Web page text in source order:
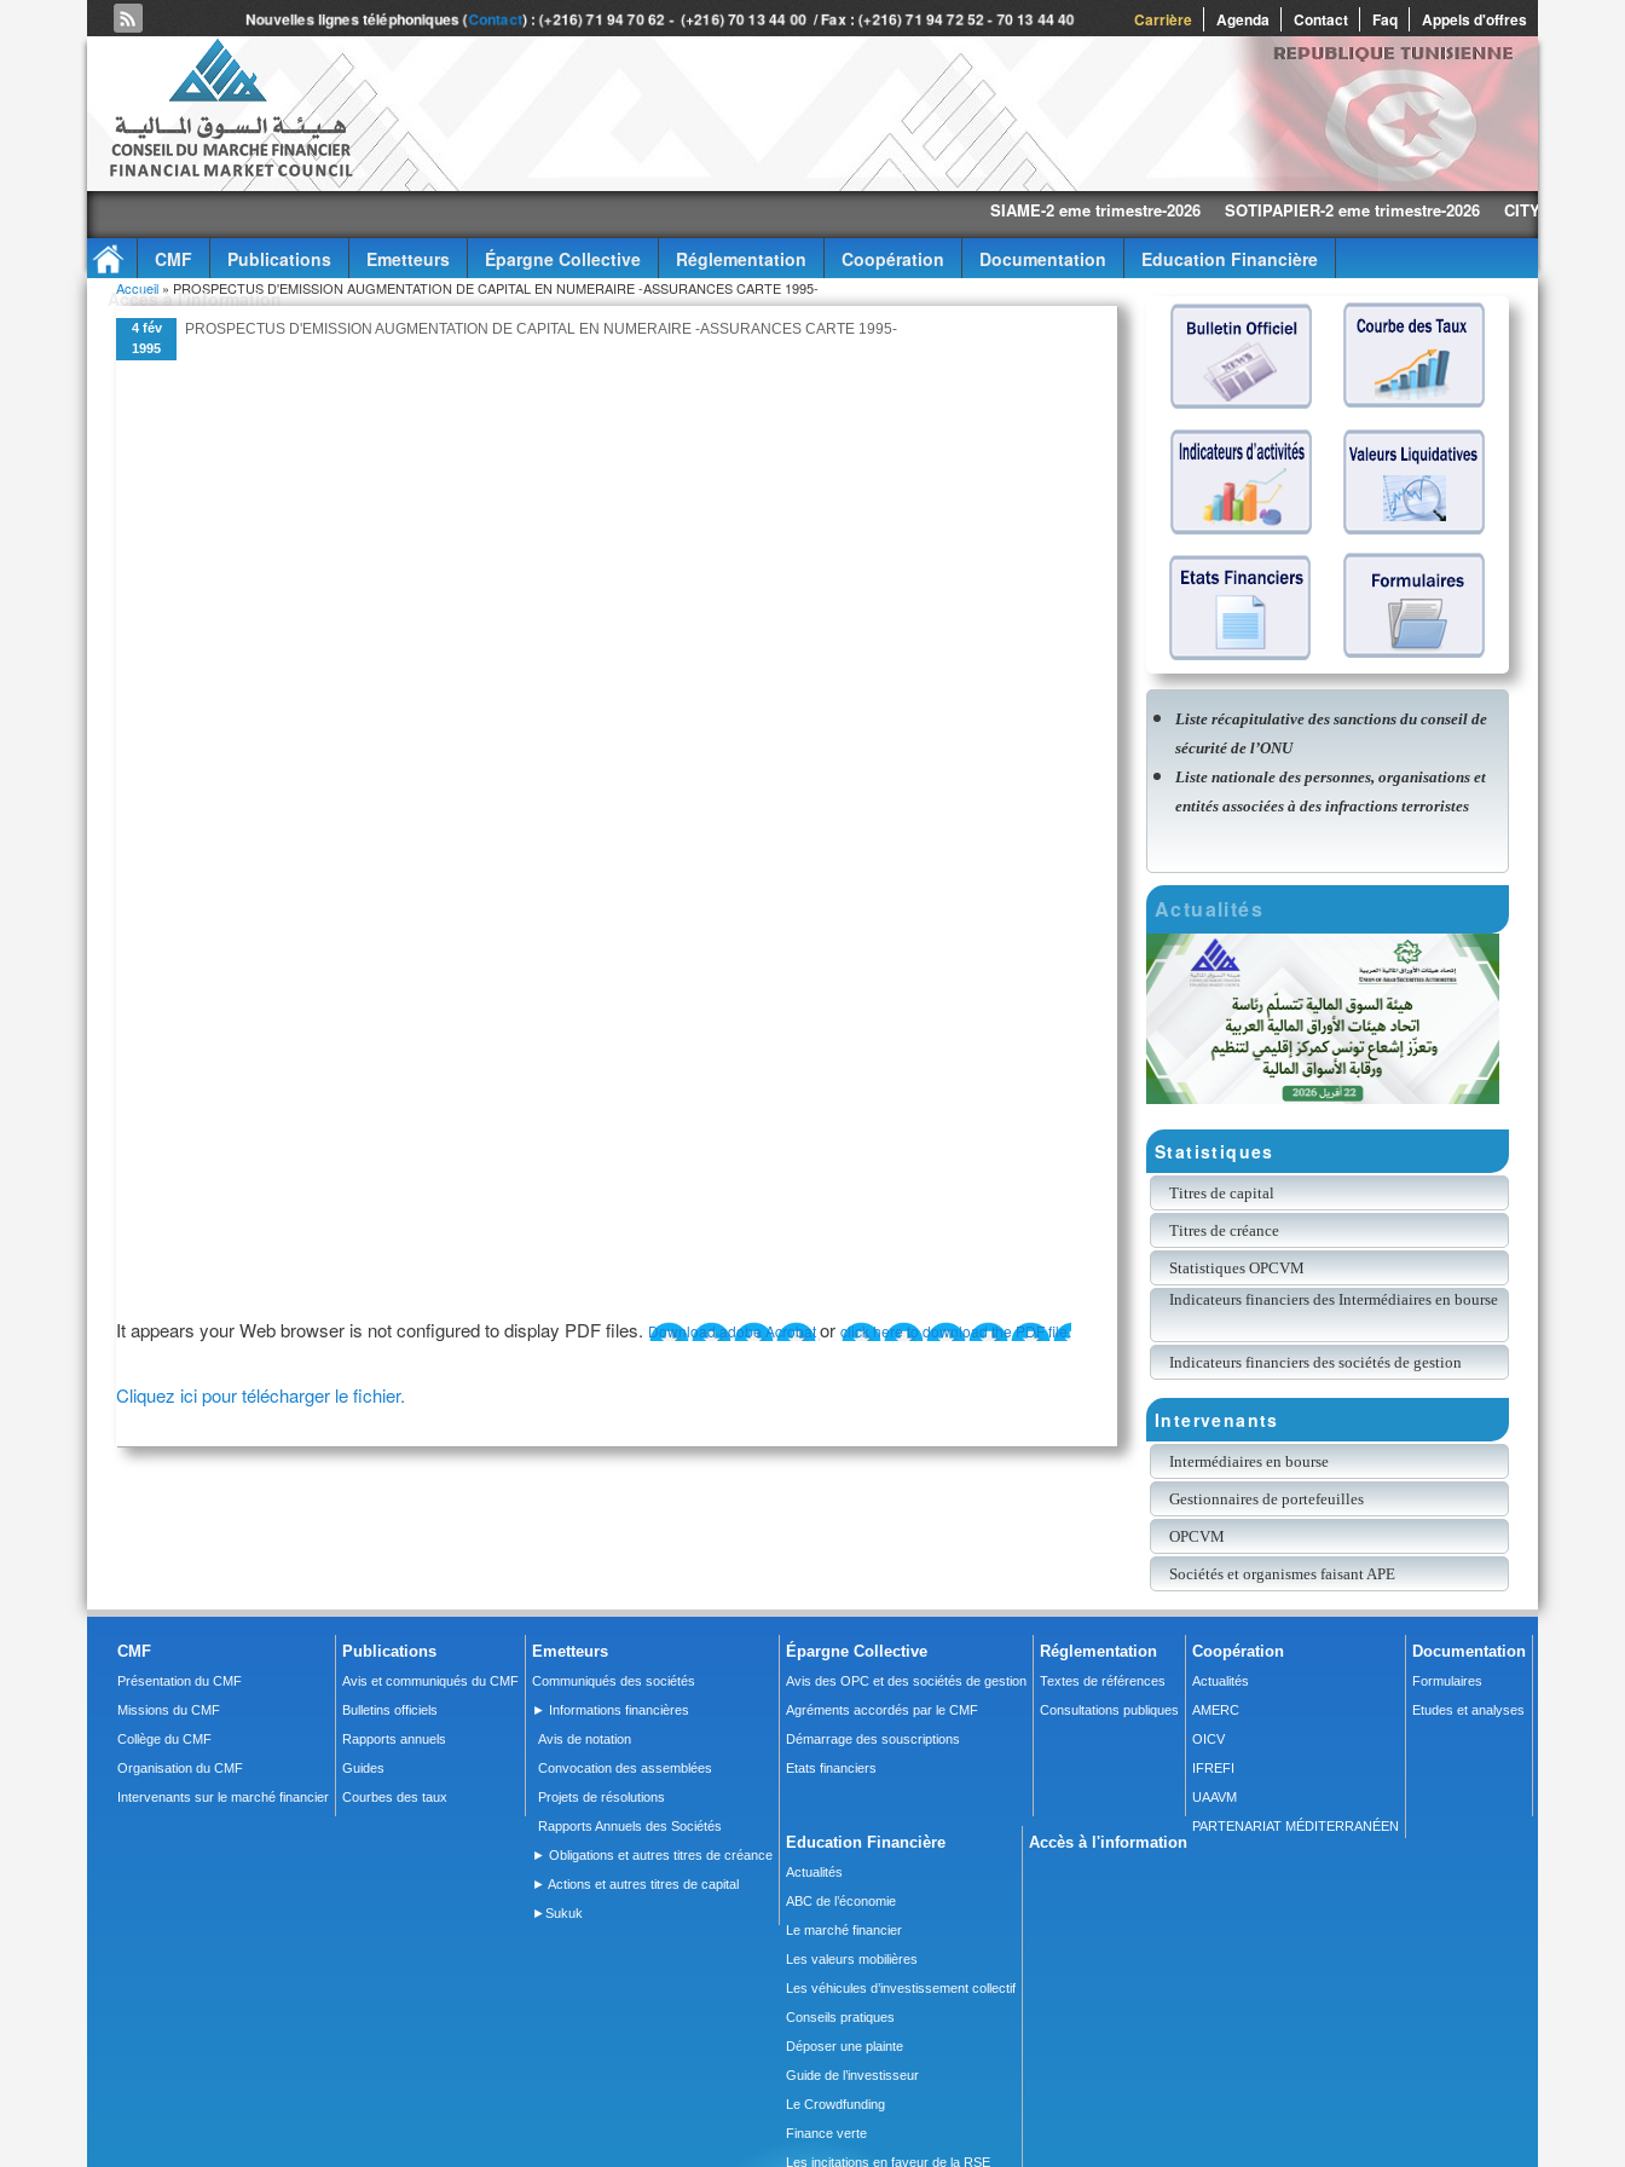
Carrière Agenda Contact Faq Appels d'offres
Nouvelles lignes téléphoniques (Contact) : (+216) 71 94 70 62 - (+216) 70 13 44 00 / Fax : (+216) 71 94 72 52 - 70 13 44 40
SIAME-2 eme trimestre-2026 SOTIPAPIER-2 eme trimestre-2026 CITY CARS-2 eme
CMF Publications Emetteurs Épargne Collective Réglementation Coopération Documentation
Education Financière
Accès à l'information
Vous êtes ici
Accueil » PROSPECTUS D'EMISSION AUGMENTATION DE CAPITAL EN NUMERAIRE -ASSURANCES CARTE 1995-
4 fév
1995
PROSPECTUS D'EMISSION AUGMENTATION DE CAPITAL EN NUMERAIRE -ASSURANCES CARTE 1995-
It appears your Web browser is not configured to display PDF files. Download adobe Acrobator click here to download the PDF file.
Cliquez ici pour télécharger le fichier.
Liste récapitulative des sanctions du conseil de
sécurité de l’ONU
Liste nationale des personnes, organisations et
entités associées à des infractions terroristes
Actualités
Statistiques
Titres de capital
Titres de créance
Statistiques OPCVM
Indicateurs financiers des Intermédiaires en bourse
Indicateurs financiers des sociétés de gestion
Intervenants
Intermédiaires en bourse
Gestionnaires de portefeuilles
OPCVM
Sociétés et organismes faisant APE
CMF
Présentation du CMF
Missions du CMF
Collège du CMF
Organisation du CMF
Intervenants sur le marché financier
Publications
Avis et communiqués du CMF
Bulletins officiels
Rapports annuels
Guides
Courbes des taux
Emetteurs
Communiqués des sociétés
► Informations financières
Avis de notation
Convocation des assemblées
Projets de résolutions
Rapports Annuels des Sociétés
► Obligations et autres titres de créance
► Actions et autres titres de capital
►Sukuk
Épargne Collective
Avis des OPC et des sociétés de gestion
Agréments accordés par le CMF
Démarrage des souscriptions
Etats financiers
Réglementation
Textes de références
Consultations publiques
Coopération
Actualités
AMERC
OICV
IFREFI
UAAVM
PARTENARIAT MÉDITERRANÉEN
Documentation
Formulaires
Etudes et analyses
Education Financière
Actualités
ABC de l’économie
Le marché financier
Les valeurs mobilières
Les véhicules d’investissement collectif
Conseils pratiques
Déposer une plainte
Guide de l’investisseur
Le Crowdfunding
Finance verte
Les incitations en faveur de la RSE
Accès à l'information